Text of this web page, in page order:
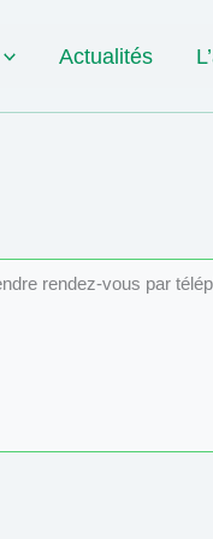
Actualités
rendez-vous par